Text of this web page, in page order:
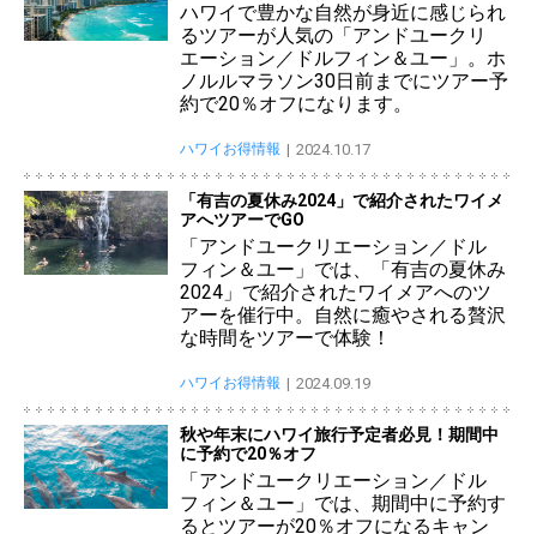
ハワイで豊かな自然が身近に感じられ
るツアーが人気の「アンドユークリ
エーション／ドルフィン＆ユー」。ホ
ノルルマラソン30日前までにツアー予
約で20％オフになります。
ハワイお得情報 2024.10.17
「有吉の夏休み2024」で紹介されたワイメ
アへツアーでGO
「アンドユークリエーション／ドル
フィン＆ユー」では、「有吉の夏休み
2024」で紹介されたワイメアへのツ
アーを催行中。自然に癒やされる贅沢
な時間をツアーで体験！
ハワイお得情報 2024.09.19
秋や年末にハワイ旅行予定者必見！期間中
に予約で20％オフ
「アンドユークリエーション／ドル
フィン＆ユー」では、期間中に予約す
るとツアーが20％オフになるキャン